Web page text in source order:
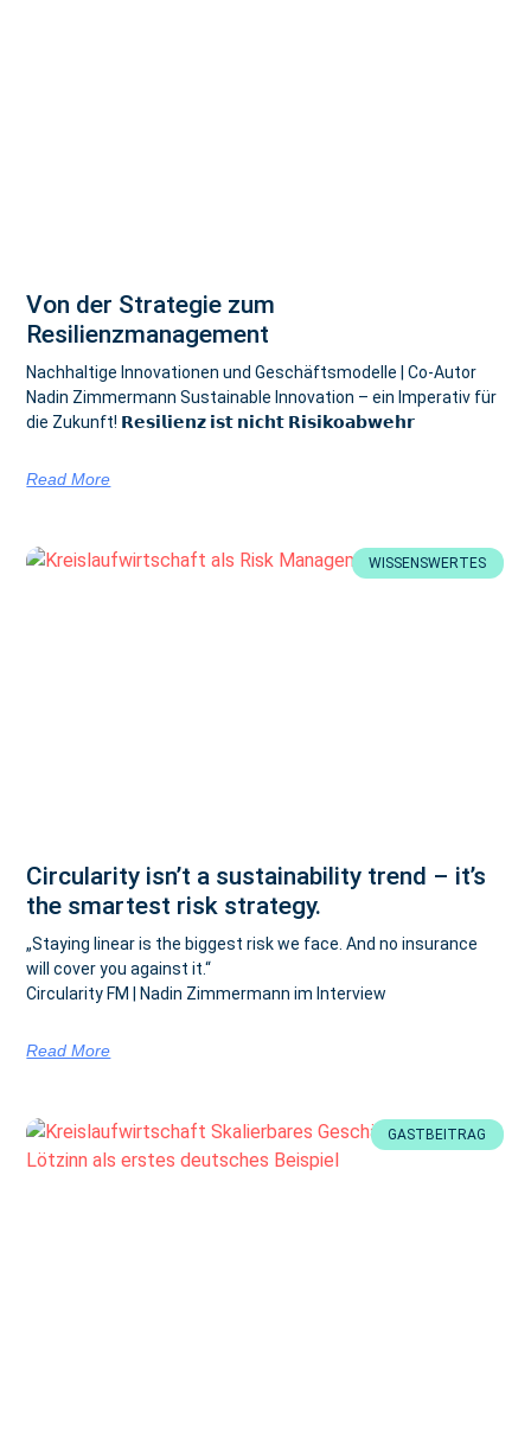
Von der Strategie zum
Resilienzmanagement
Nachhaltige Innovationen und Geschäftsmodelle | Co-Autor
Nadin Zimmermann Sustainable Innovation – ein Imperativ für
die Zukunft! 𝗥𝗲𝘀𝗶𝗹𝗶𝗲𝗻𝘇 𝗶𝘀𝘁 𝗻𝗶𝗰𝗵𝘁 𝗥𝗶𝘀𝗶𝗸𝗼𝗮𝗯𝘄𝗲𝗵𝗿
Read More
WISSENSWERTES
Circularity isn’t a sustainability trend – it’s
the smartest risk strategy.
„Staying linear is the biggest risk we face. And no insurance
will cover you against it.“
Circularity FM | Nadin Zimmermann im Interview
Read More
GASTBEITRAG